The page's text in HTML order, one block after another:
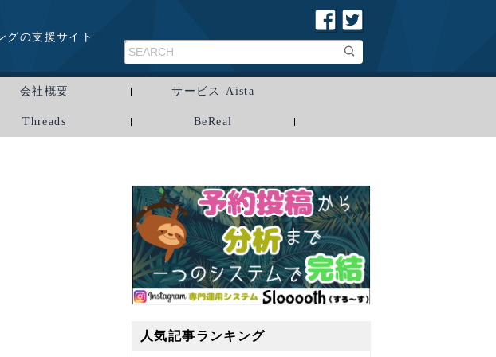
グの支援サイト
会社概要 サービス-Aista
Threads BeReal
人気記事ランキング